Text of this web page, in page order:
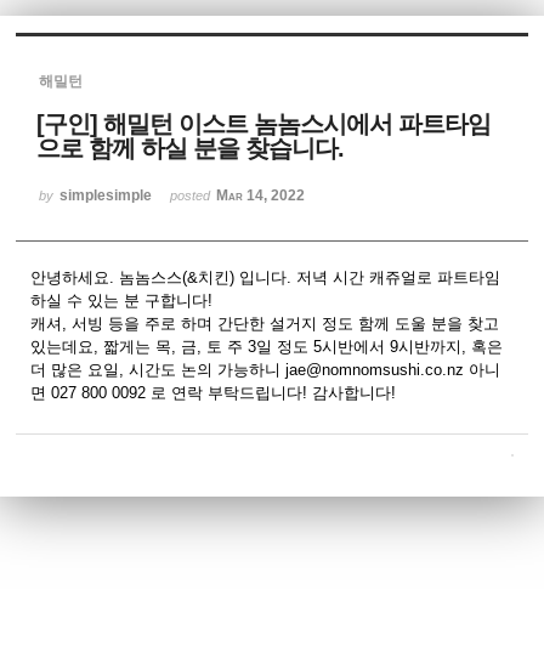
해밀턴
[구인] 해밀턴 이스트 놈놈스시에서 파트타임
으로 함께 하실 분을 찾습니다.
by simplesimple posted Mar 14, 2022
안녕하세요. 놈놈스스(&치킨) 입니다. 저녁 시간 캐쥬얼로 파트타임
하실 수 있는 분 구합니다!
캐셔, 서빙 등을 주로 하며 간단한 설거지 정도 함께 도울 분을 찾고
있는데요, 짧게는 목, 금, 토 주 3일 정도 5시반에서 9시반까지, 혹은
더 많은 요일, 시간도 논의 가능하니 jae@nomnomsushi.co.nz 아니
면 027 800 0092 로 연락 부탁드립니다! 감사합니다!
Sketchbook5, 스케치북5
Sketchbook5, 스케치북5